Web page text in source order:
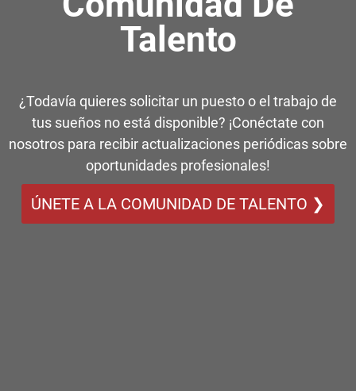
Talento
¿Todavía quieres solicitar un puesto o el trabajo de
tus sueños no está disponible? ¡Conéctate con
nosotros para recibir actualizaciones periódicas sobre
oportunidades profesionales!
ÚNETE A LA COMUNIDAD DE TALENTO ❯